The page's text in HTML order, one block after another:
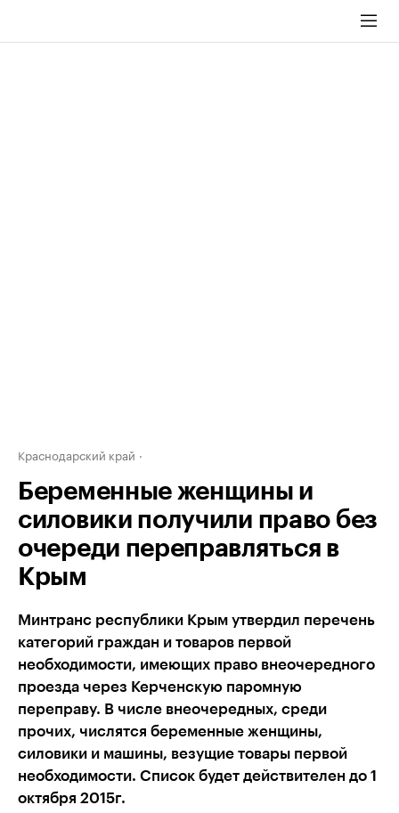
Краснодарский край
Беременные женщины и
силовики получили право без
очереди переправляться в
Крым
Минтранс республики Крым утвердил перечень
категорий граждан и товаров первой
необходимости, имеющих право внеочередного
проезда через Керченскую паромную
переправу. В числе внеочередных, среди
прочих, числятся беременные женщины,
силовики и машины, везущие товары первой
необходимости. Список будет действителен до 1
октября 2015г.